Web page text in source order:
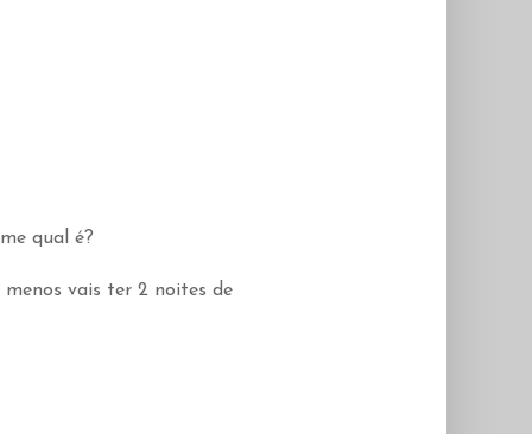
qual é?
vais ter 2 noites de